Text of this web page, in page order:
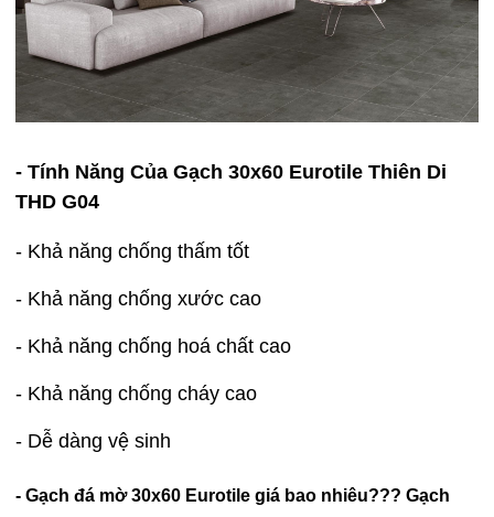
- Tính Năng Của Gạch 30x60 Eurotile Thiên Di
THD G04
- Khả năng chống thấm tốt
- Khả năng chống xước cao
- Khả năng chống hoá chất cao
- Khả năng chống cháy cao
- Dễ dàng vệ sinh
- Gạch đá mờ 30x60 Eurotile giá bao nhiêu??? Gạch